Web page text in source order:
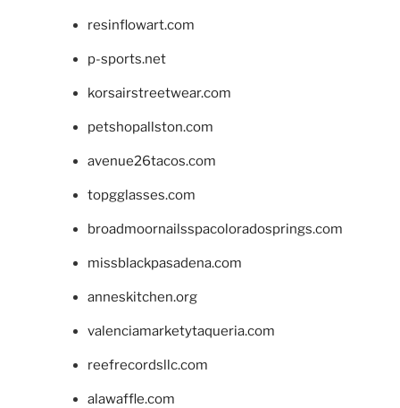
resinflowart.com
p-sports.net
korsairstreetwear.com
petshopallston.com
avenue26tacos.com
topgglasses.com
broadmoornailsspacoloradosprings.com
missblackpasadena.com
anneskitchen.org
valenciamarketytaqueria.com
reefrecordsllc.com
alawaffle.com